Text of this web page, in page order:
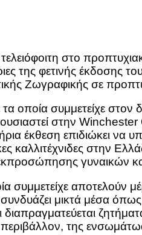
στο
της φετινής έκδοσης
Ζωγραφικής σε
τα οποία συμμετείχε
στην
έκθεση επιδιώκει να
καλλιτέχνιδες στην
γυναικών
συμμετείχε αποτελούν
μικτά μέσα
διαπραγματεύεται
περιβάλλον, της